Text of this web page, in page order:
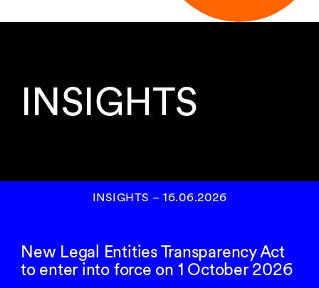
INSIGHTS
INSIGHTS – 16.06.2026
New Legal Entities Transparency Act
to enter into force on 1 October 2026